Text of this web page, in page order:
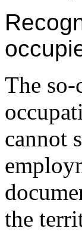
The so-
cannot
the